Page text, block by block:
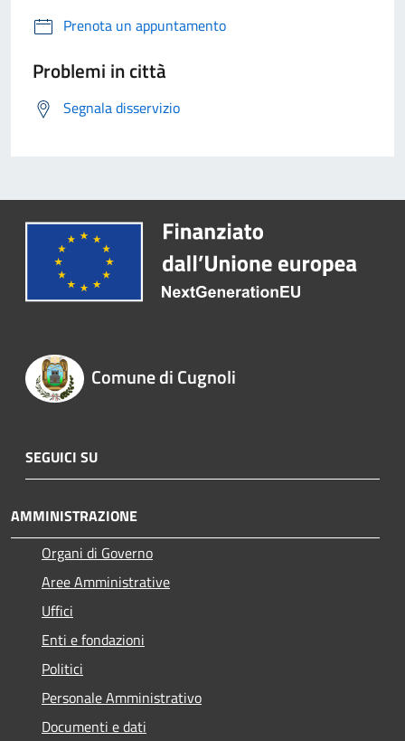
Prenota un appuntamento
Problemi in città
Segnala disservizio
Comune di Cugnoli
SEGUICI SU
AMMINISTRAZIONE
Organi di Governo
Aree Amministrative
Uffici
Enti e fondazioni
Politici
Personale Amministrativo
Documenti e dati